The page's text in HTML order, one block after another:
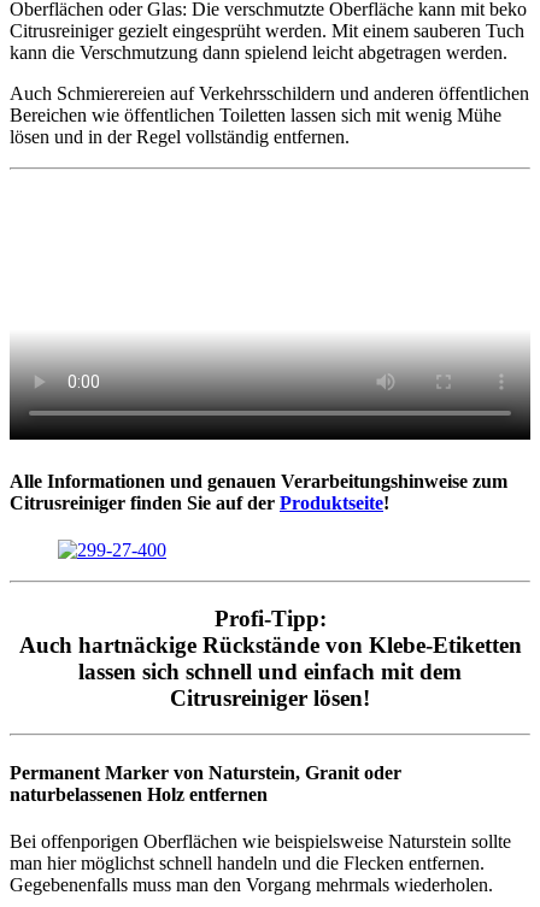
Oberflächen oder Glas: Die verschmutzte Oberfläche kann mit beko
Citrusreiniger gezielt eingesprüht werden. Mit einem sauberen Tuch
kann die Verschmutzung dann spielend leicht abgetragen werden.
Auch Schmierereien auf Verkehrsschildern und anderen öffentlichen
Bereichen wie öffentlichen Toiletten lassen sich mit wenig Mühe
lösen und in der Regel vollständig entfernen.
Alle Informationen und genauen Verarbeitungshinweise zum
Citrusreiniger finden Sie auf der Produktseite!
Profi-Tipp:
Auch hartnäckige Rückstände von Klebe-Etiketten
lassen sich schnell und einfach mit dem
Citrusreiniger lösen!
Permanent Marker von Naturstein, Granit oder
naturbelassenen Holz entfernen
Bei offenporigen Oberflächen wie beispielsweise Naturstein sollte
man hier möglichst schnell handeln und die Flecken entfernen.
Gegebenenfalls muss man den Vorgang mehrmals wiederholen.